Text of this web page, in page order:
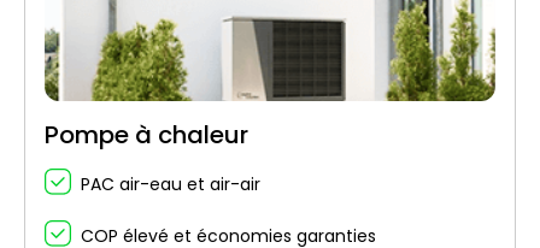
Pompe à chaleur
PAC air-eau et air-air
COP élevé et économies garanties